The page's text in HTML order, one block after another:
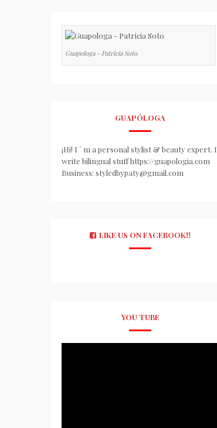
Guapologa - Patricia Soto
GUAPÓLOGA
¡Hi! I ´ m a personal stylist & beauty expert. I
write bilingual stuff https://guapologia.com
Business: styledbypaty@gmail.com
LIKE US ON FACEBOOK!!
YOU TUBE